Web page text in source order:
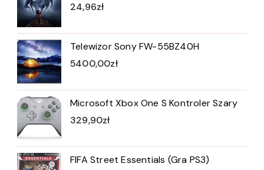
24,96zł
Telewizor Sony FW-55BZ40H
5400,00zł
Microsoft Xbox One S Kontroler Szary
329,90zł
FIFA Street Essentials (Gra PS3)